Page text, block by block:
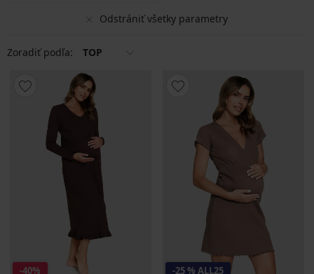
Odstrániť všetky parametry
Zoradiť podľa: TOP
-40% -25 % ALL25